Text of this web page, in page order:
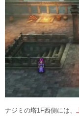
ナジミの塔1F西側には、